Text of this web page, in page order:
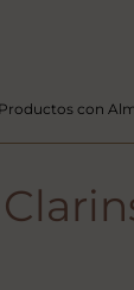
Productos con